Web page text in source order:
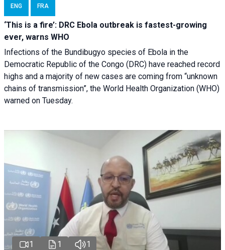
ENG FRA
‘This is a fire’: DRC Ebola outbreak is fastest-growing
ever, warns WHO
Infections of the Bundibugyo species of Ebola in the
Democratic Republic of the Congo (DRC) have reached record
highs and a majority of new cases are coming from “unknown
chains of transmission”, the World Health Organization (WHO)
warned on Tuesday.
1 1 1